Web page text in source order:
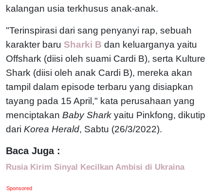
kalangan usia terkhusus anak-anak.
"Terinspirasi dari sang penyanyi rap, sebuah
karakter baru Sharki B dan keluarganya yaitu
Offshark (diisi oleh suami Cardi B), serta Kulture
Shark (diisi oleh anak Cardi B), mereka akan
tampil dalam episode terbaru yang disiapkan
tayang pada 15 April," kata perusahaan yang
menciptakan Baby Shark yaitu Pinkfong, dikutip
dari Korea Herald, Sabtu (26/3/2022).
Baca Juga :
Rusia Kirim Sinyal Kecilkan Ambisi di Ukraina
Sponsored